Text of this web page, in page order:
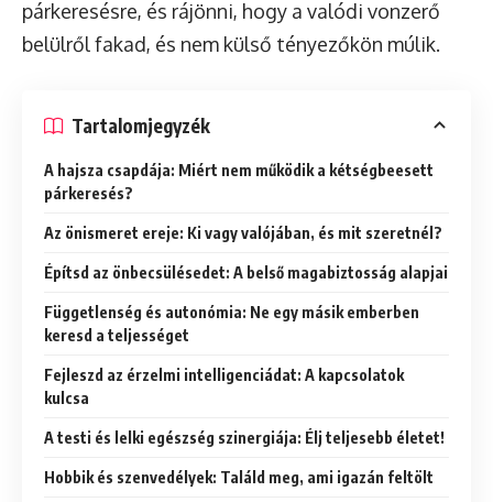
párkeresésre, és rájönni, hogy a valódi vonzerő
belülről fakad, és nem külső tényezőkön múlik.
Tartalomjegyzék
A hajsza csapdája: Miért nem működik a kétségbeesett
párkeresés?
Az önismeret ereje: Ki vagy valójában, és mit szeretnél?
Építsd az önbecsülésedet: A belső magabiztosság alapjai
Függetlenség és autonómia: Ne egy másik emberben
keresd a teljességet
Fejleszd az érzelmi intelligenciádat: A kapcsolatok
kulcsa
A testi és lelki egészség szinergiája: Élj teljesebb életet!
Hobbik és szenvedélyek: Találd meg, ami igazán feltölt